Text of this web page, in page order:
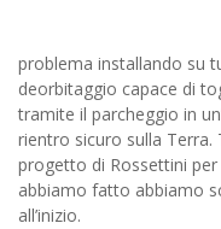
problema installando su
deorbitaggio capace di
tramite il parcheggio in
rientro sicuro sulla
progetto di Rossettini per
abbiamo fatto abbiamo
all’inizio.